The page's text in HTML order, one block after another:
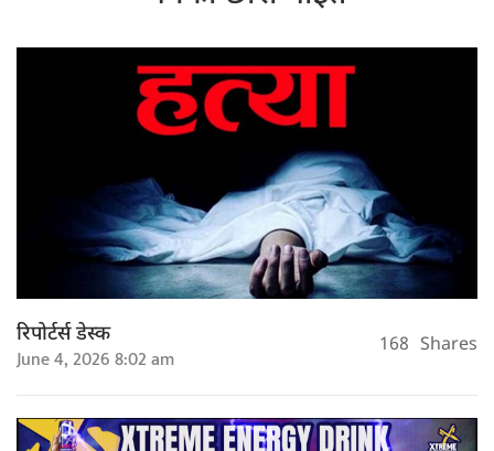
रिपोर्टर्स डेस्क
June 4, 2026 8:02 am 168 Shares